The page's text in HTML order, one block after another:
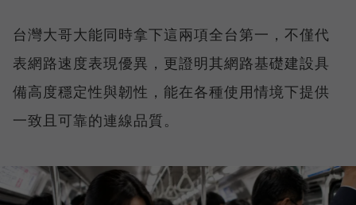
台灣大哥大能同時拿下這兩項全台第一，不僅代
表網路速度表現優異，更證明其網路基礎建設具
備高度穩定性與韌性，能在各種使用情境下提供
一致且可靠的連線品質。